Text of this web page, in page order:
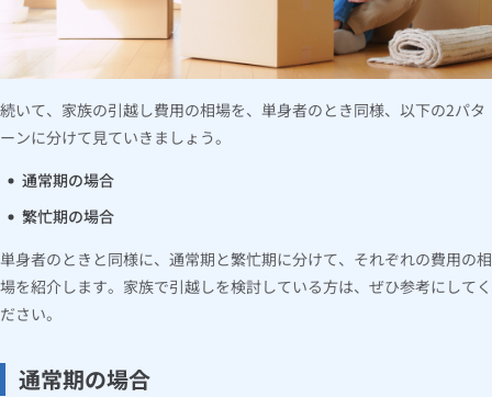
続いて、家族の引越し費用の相場を、単身者のとき同様、以下の2パタ
ーンに分けて見ていきましょう。
通常期の場合
繁忙期の場合
単身者のときと同様に、通常期と繁忙期に分けて、それぞれの費用の相
場を紹介します。家族で引越しを検討している方は、ぜひ参考にしてく
ださい。
通常期の場合